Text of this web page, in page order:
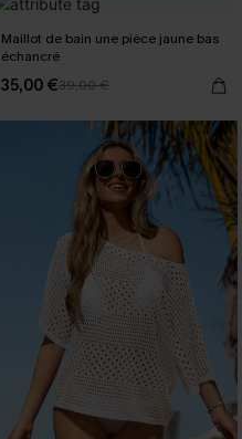
Maillot de bain une pièce jaune bas
échancré
35,00 €39,00 €